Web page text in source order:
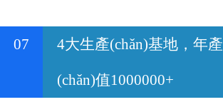
07 4大生產(chǎn)基地，年產
(chǎn)值1000000+